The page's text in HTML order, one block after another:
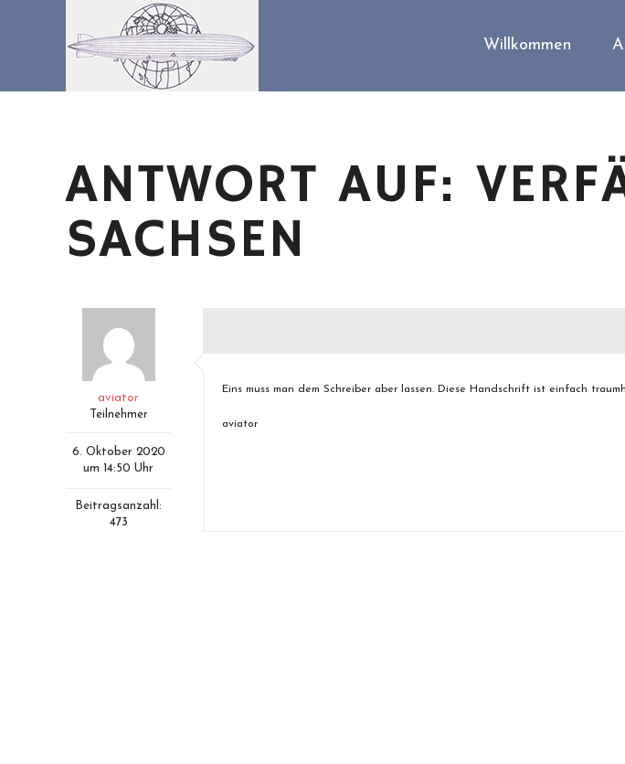
Willkommen
ANTWORT AUF:
SACHSEN
aviator
Teilnehmer
6. Oktober 2020
um 14:50 Uhr
Beitragsanzahl:
473
Eins muss man dem Schreiber aber lassen. Diese Handschrift ist einfach
aviator